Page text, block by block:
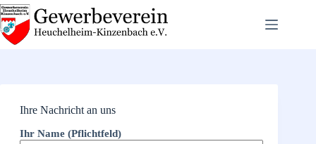
Zum
Inhalt
springen
Ihre Nachricht an uns
Ihr Name (Pflichtfeld)